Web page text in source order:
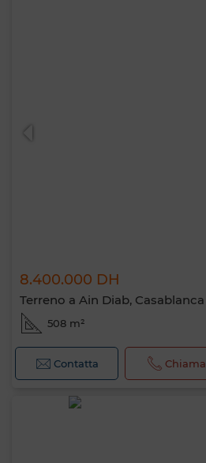
8.400.000 DH
Terreno a Ain Diab, Casablanca
508 m²
Contatta Chiama